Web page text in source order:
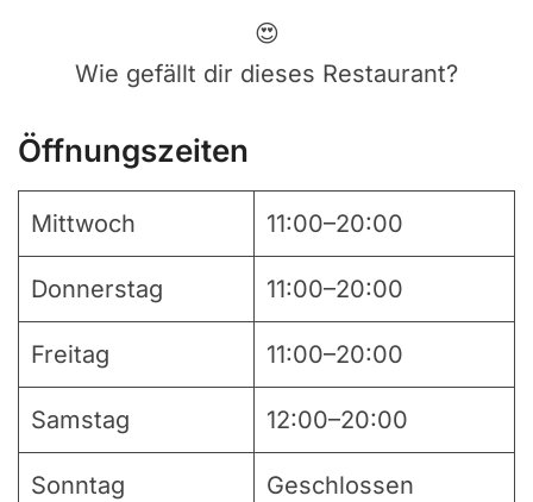
😍
Wie gefällt dir dieses Restaurant?
Öffnungszeiten
Mittwoch 11:00–20:00
Donnerstag 11:00–20:00
Freitag 11:00–20:00
Samstag 12:00–20:00
Sonntag Geschlossen